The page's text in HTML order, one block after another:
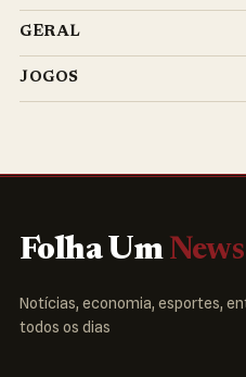
GERAL
JOGOS
Folha Um News
Notícias, economia, esportes,
todos os dias